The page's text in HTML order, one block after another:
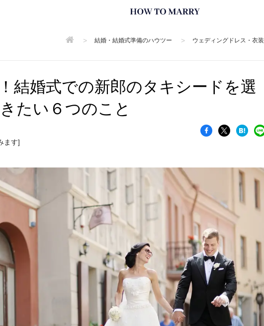
> 結婚・結婚式準備のハウツー > ウェディングドレス・衣装
結婚式での新郎のタキシードを選
たい６つのこと
ます]